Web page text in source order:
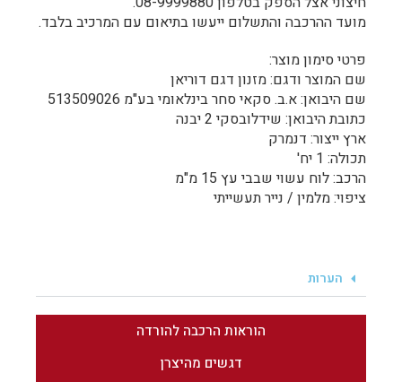
מועד ההרכבה והתשלום ייעשו בתיאום עם המרכיב בלבד.
פרטי סימון מוצר:
שם המוצר ודגם: מזנון דגם דוריאן
שם היבואן: א.ב. סקאי סחר בינלאומי בע"מ 513509026
כתובת היבואן: שידלובסקי 2 יבנה
ארץ ייצור: דנמרק
תכולה: 1 יח'
הרכב: לוח עשוי שבבי עץ 15 מ"מ
ציפוי: מלמין / נייר תעשייתי
הערות
הוראות הרכבה להורדה
דגשים מהיצרן